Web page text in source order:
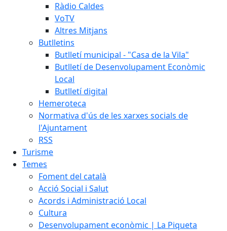
Ràdio Caldes
VoTV
Altres Mitjans
Butlletins
Butlletí municipal - "Casa de la Vila"
Butlletí de Desenvolupament Econòmic
Local
Butlletí digital
Hemeroteca
Normativa d'ús de les xarxes socials de
l'Ajuntament
RSS
Turisme
Temes
Foment del català
Acció Social i Salut
Acords i Administració Local
Cultura
Desenvolupament econòmic | La Piqueta